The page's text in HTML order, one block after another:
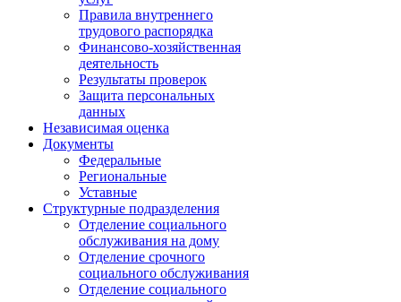
Правила внутреннего
трудового распорядка
Финансово-хозяйственная
деятельность
Результаты проверок
Защита персональных
данных
Независимая оценка
Документы
Федеральные
Региональные
Уставные
Структурные подразделения
Отделение социального
обслуживания на дому
Отделение срочного
социального обслуживания
Отделение социального